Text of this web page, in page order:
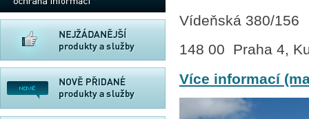
Vídeňská 380/156
148 00 Praha 4,
Více informací